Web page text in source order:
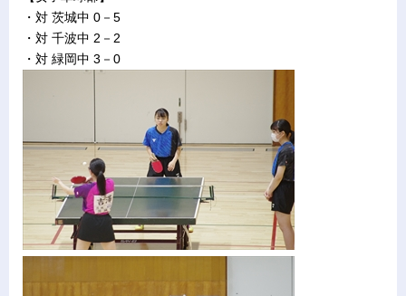
・対 茨城中 0－5
・対 千波中 2－2
・対 緑岡中 3－0